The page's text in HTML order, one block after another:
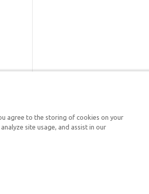
Respuestas en Génesis es un ministerio de
defender su fe y proclamar el evangelio de
agree to the storing of cookies on your
site usage, and assist in our